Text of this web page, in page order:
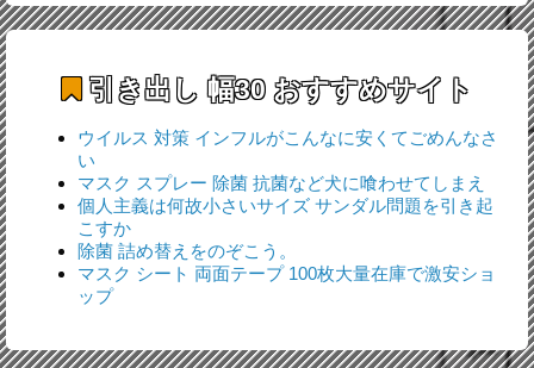
引き出し 幅30おすすめサイト
ウイルス 対策 インフルがこんなに安くてごめんなさ
い
マスク スプレー 除菌 抗菌など犬に喰わせてしまえ
個人主義は何故小さいサイズ サンダル問題を引き起
こすか
除菌 詰め替えをのぞこう。
マスク シート 両面テープ 100枚大量在庫で激安ショ
ップ